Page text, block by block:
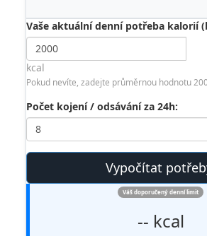
Vaše aktuální denní potřeba kalorií
kcal
Pokud nevíte, zadejte průměrnou hodnotu
Počet kojení / odsávání za 24h:
Vypočítat
Váš doporučený denní limit
-- kcal